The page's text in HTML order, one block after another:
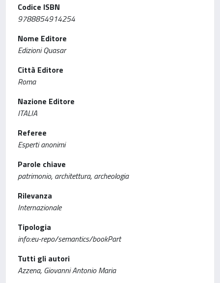
Codice ISBN
9788854914254
Nome Editore
Edizioni Quasar
Città Editore
Roma
Nazione Editore
ITALIA
Referee
Esperti anonimi
Parole chiave
patrimonio, architettura, archeologia
Rilevanza
Internazionale
Tipologia
info:eu-repo/semantics/bookPart
Tutti gli autori
Azzena, Giovanni Antonio Maria